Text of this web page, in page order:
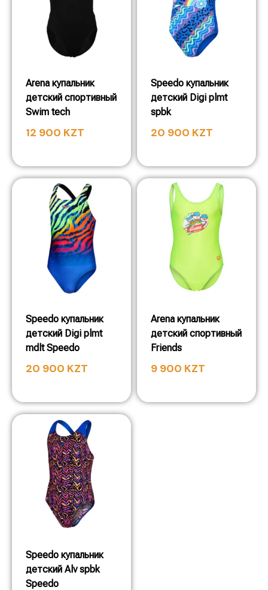
Arena купальник
детский спортивный
Swim tech
12 900 KZT
Speedo купальник
детский Digi plmt
spbk
20 900 KZT
Speedo купальник
детский Digi plmt
mdlt Speedo
20 900 KZT
Arena купальник
детский спортивный
Friends
9 900 KZT
Speedo купальник
детский Alv spbk
Speedo